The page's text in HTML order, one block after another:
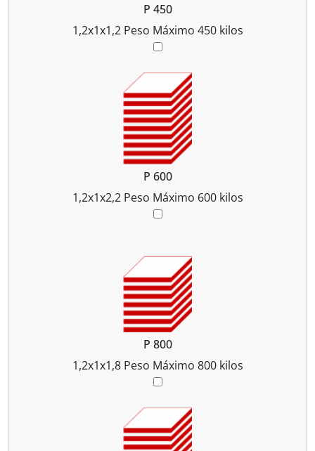
P 450
1,2x1x1,2 Peso Máximo 450 kilos
P 600
1,2x1x2,2 Peso Máximo 600 kilos
P 800
1,2x1x1,8 Peso Máximo 800 kilos